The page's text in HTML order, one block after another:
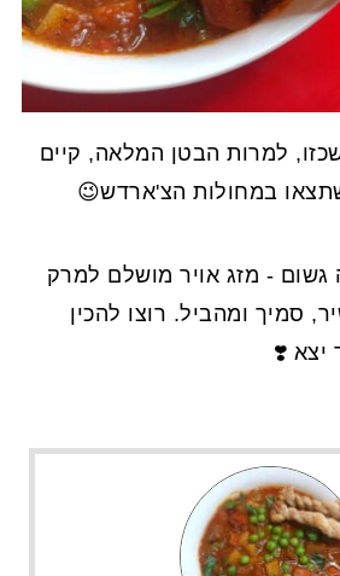
למרות הבטן המלאה, קיים
שתצאו במחולות הצ'ארדש😉
גשום - מזג אויר מושלם למרק
סמיך ומהביל. רוצו להכין
יצא ❣️